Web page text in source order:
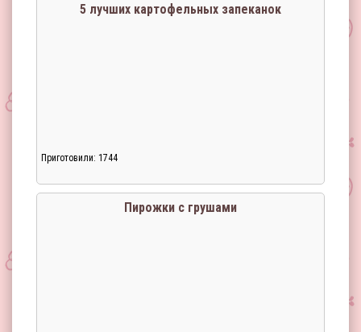
5 лучших картофельных запеканок
Приготовили: 1744
Пирожки с грушами